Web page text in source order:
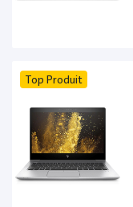
Top Produit